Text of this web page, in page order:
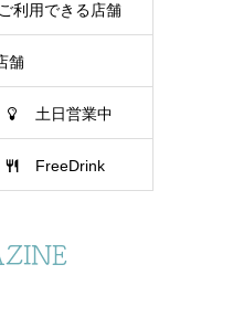
利用できる店舗
舗
土日営業中
FreeDrink